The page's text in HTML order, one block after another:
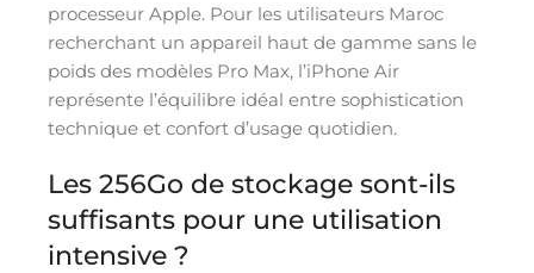
processeur Apple. Pour les utilisateurs Maroc
recherchant un appareil haut de gamme sans le
poids des modèles Pro Max, l’iPhone Air
représente l’équilibre idéal entre sophistication
technique et confort d’usage quotidien.
Les 256Go de stockage sont-ils
suffisants pour une utilisation
intensive ?